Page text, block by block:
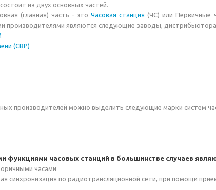
из двух основных частей.
(главная) часть - этоЧасовая станция (ЧС) или Первичные
производителями являются следующие заводы,
(СВР)
производителей можно выделить следующие марки систем
функциями часовых станций в большинстве случаев
часами
синхронизация по радиотрансляционной сети, при помощи